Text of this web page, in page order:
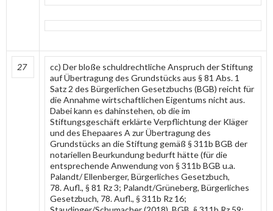
27
cc) Der bloße schuldrechtliche Anspruch der Stiftung
auf Übertragung des Grundstücks aus § 81 Abs. 1
Satz 2 des Bürgerlichen Gesetzbuchs (BGB) reicht für
die Annahme wirtschaftlichen Eigentums nicht aus.
Dabei kann es dahinstehen, ob die im
Stiftungsgeschäft erklärte Verpflichtung der Kläger
und des Ehepaares A zur Übertragung des
Grundstücks an die Stiftung gemäß § 311b BGB der
notariellen Beurkundung bedurft hätte (für die
entsprechende Anwendung von § 311b BGB u.a.
Palandt/ Ellenberger, Bürgerliches Gesetzbuch,
78. Aufl., § 81 Rz 3; Palandt/Grüneberg, Bürgerliches
Gesetzbuch, 78. Aufl., § 311b Rz 16;